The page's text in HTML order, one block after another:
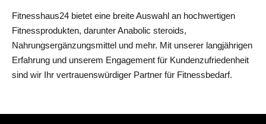
Fitnesshaus24 bietet eine breite Auswahl an hochwertigen
Fitnessprodukten, darunterAnabolic steroids,
Nahrungsergänzungsmittel und mehr. Mit unserer langjährigen
Erfahrung und unserem Engagement für Kundenzufriedenheit
sind wir Ihr vertrauenswürdiger Partner für Fitnessbedarf.